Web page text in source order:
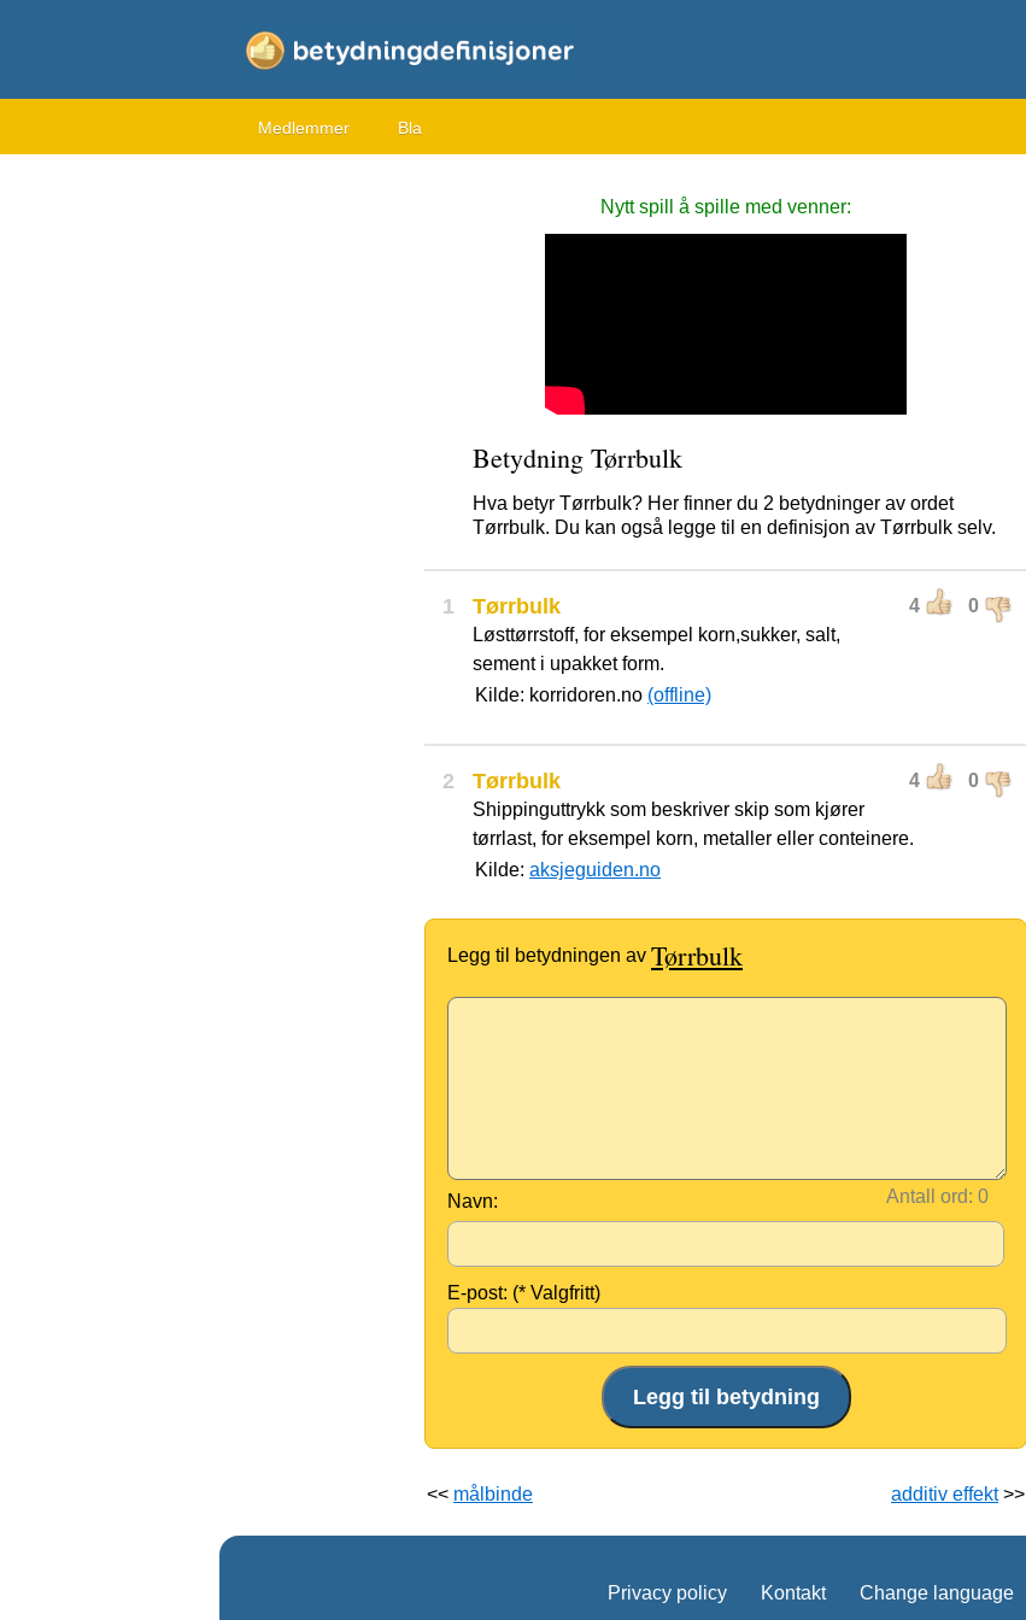
Medlemmer Bla
Nytt spill å spille med venner:
Betydning Tørrbulk
Hva betyr Tørrbulk? Her finner du 2 betydninger av ordet
Tørrbulk. Du kan også legge til en definisjon av Tørrbulk selv.
1 4 0
Tørrbulk
Løsttørrstoff, for eksempel korn,sukker, salt,
sement i upakket form.
Kilde: korridoren.no (offline)
2 4 0
Tørrbulk
Shippinguttrykk som beskriver skip som kjører
tørrlast, for eksempel korn, metaller eller conteinere.
Kilde: aksjeguiden.no
Legg til betydningen av Tørrbulk
Antall ord:
Navn:
E-post: (* Valgfritt)
<< målbinde additiv effekt>>
Privacy policy Kontakt Change language